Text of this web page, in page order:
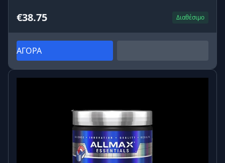
€38.75 Διαθέσιμο
ΑΓΟΡΑ